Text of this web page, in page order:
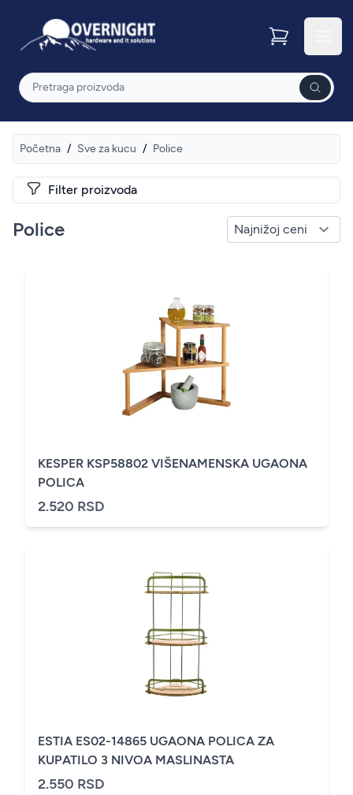
Overnight
Pretraga
Početna / Sve za kucu / Police
Filter proizvoda
Police
KESPER KSP58802 VIŠENAMENSKA UGAONA
POLICA
2.520 RSD
ESTIA ES02-14865 UGAONA POLICA ZA
KUPATILO 3 NIVOA MASLINASTA
2.550 RSD